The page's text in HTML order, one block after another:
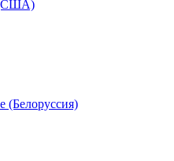
(США)
(Белоруссия)